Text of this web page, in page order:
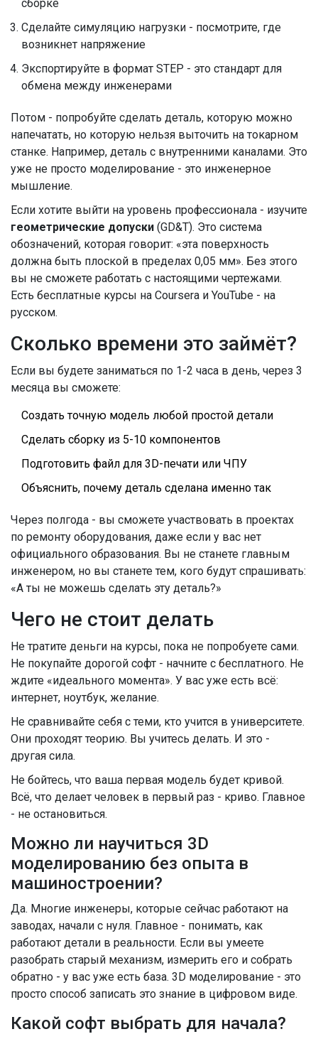
сборке
Сделайте симуляцию нагрузки - посмотрите, где
возникнет напряжение
Экспортируйте в формат STEP - это стандарт для
обмена между инженерами
Потом - попробуйте сделать деталь, которую можно
напечатать, но которую нельзя выточить на токарном
станке. Например, деталь с внутренними каналами. Это
уже не просто моделирование - это инженерное
мышление.
Если хотите выйти на уровень профессионала - изучите
геометрические допуски (GD&T). Это система
обозначений, которая говорит: «эта поверхность
должна быть плоской в пределах 0,05 мм». Без этого
вы не сможете работать с настоящими чертежами.
Есть бесплатные курсы на Coursera и YouTube - на
русском.
Сколько времени это займёт?
Если вы будете заниматься по 1-2 часа в день, через 3
месяца вы сможете:
Создать точную модель любой простой детали
Сделать сборку из 5-10 компонентов
Подготовить файл для 3D-печати или ЧПУ
Объяснить, почему деталь сделана именно так
Через полгода - вы сможете участвовать в проектах
по ремонту оборудования, даже если у вас нет
официального образования. Вы не станете главным
инженером, но вы станете тем, кого будут спрашивать:
«А ты не можешь сделать эту деталь?»
Чего не стоит делать
Не тратите деньги на курсы, пока не попробуете сами.
Не покупайте дорогой софт - начните с бесплатного. Не
ждите «идеального момента». У вас уже есть всё:
интернет, ноутбук, желание.
Не сравнивайте себя с теми, кто учится в университете.
Они проходят теорию. Вы учитесь делать. И это -
другая сила.
Не бойтесь, что ваша первая модель будет кривой.
Всё, что делает человек в первый раз - криво. Главное
- не остановиться.
Можно ли научиться 3D
моделированию без опыта в
машиностроении?
Да. Многие инженеры, которые сейчас работают на
заводах, начали с нуля. Главное - понимать, как
работают детали в реальности. Если вы умеете
разобрать старый механизм, измерить его и собрать
обратно - у вас уже есть база. 3D моделирование - это
просто способ записать это знание в цифровом виде.
Какой софт выбрать для начала?